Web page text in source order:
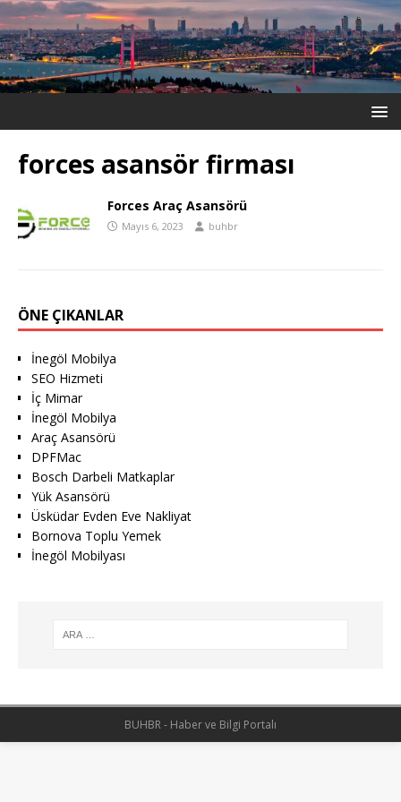
forces asansör firması
Forces Araç Asansörü
Mayıs 6, 2023 buhbr
ÖNE ÇIKANLAR
İnegöl Mobilya
SEO Hizmeti
İç Mimar
İnegöl Mobilya
Araç Asansörü
DPFMac
Bosch Darbeli Matkaplar
Yük Asansörü
Üsküdar Evden Eve Nakliyat
Bornova Toplu Yemek
İnegöl Mobilyası
BUHBR - Haber ve Bilgi Portalı